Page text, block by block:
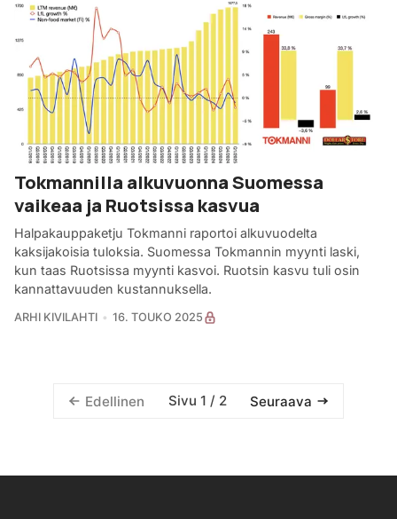
Tokmannilla alkuvuonna Suomessa
vaikeaa ja Ruotsissa kasvua
Halpakauppaketju Tokmanni raportoi alkuvuodelta
kaksijakoisia tuloksia. Suomessa Tokmannin myynti laski,
kun taas Ruotsissa myynti kasvoi. Ruotsin kasvu tuli osin
kannattavuuden kustannuksella.
ARHI KIVILAHTI 16. TOUKO 2025
Edellinen Sivu 1 / 2 Seuraava